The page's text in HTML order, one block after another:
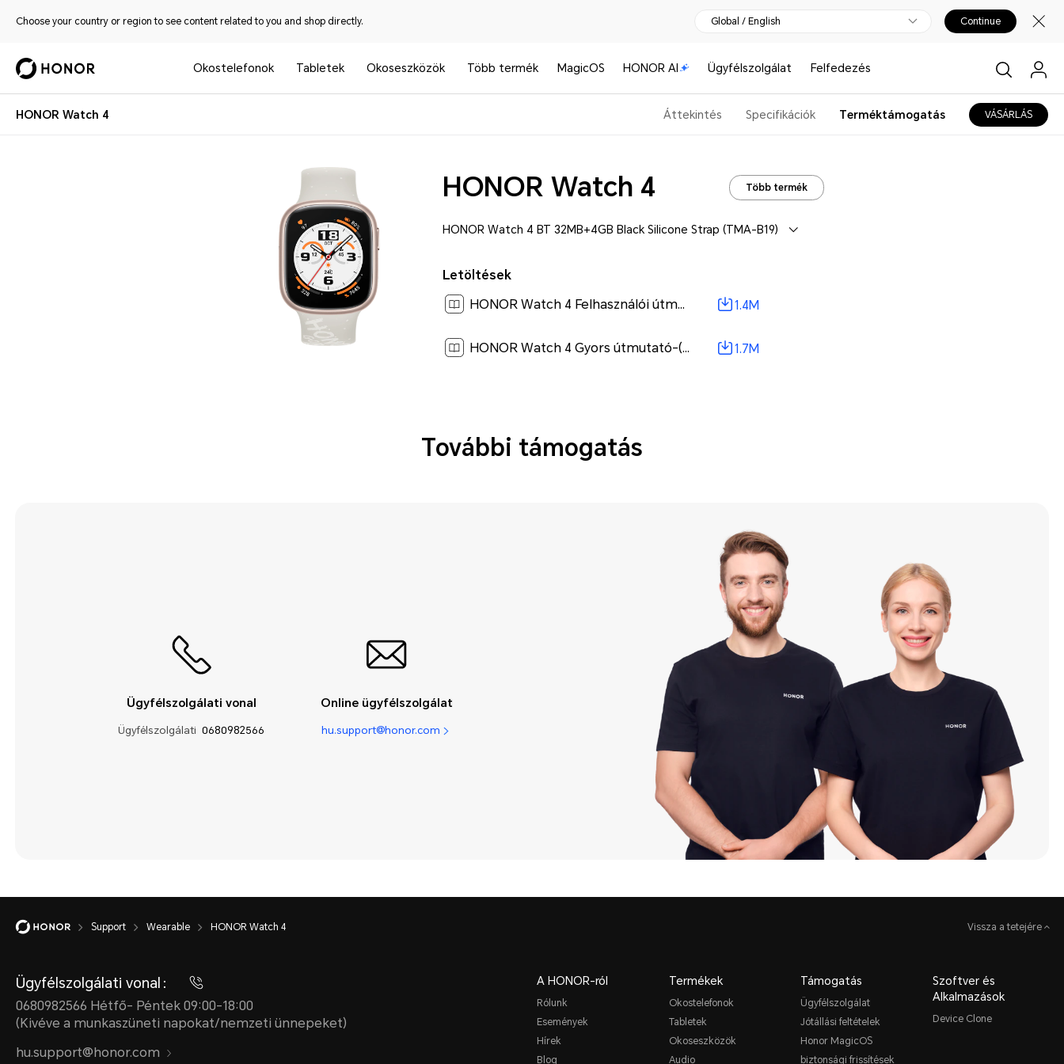
Choose your country or region to see content related to you and shop directly. Global / English Continue
Okostelefonok Tabletek Okoseszközök Több termék MagicOS HONOR AI Ügyfélszolgálat Felfedezés
HONOR Watch 4 Áttekintés Specifikációk Terméktámogatás VÁSÁRLÁS
HONOR Watch 4 Több termék
HONOR Watch 4 BT 32MB+4GB Black Silicone Strap (TMA-B19)
Letöltések
HONOR Watch 4 Felhasználói útmutató-(01,TMA-B19,hu-HU)[ 1.4M ]
1.4M
HONOR Watch 4 Gyors útmutató-(01,TMA-B19,hu-HU)[ 1.7M ] 1.7M
További támogatás
Ügyfélszolgálati vonal
Ügyfélszolgálati 0680982566
Online ügyfélszolgálat
hu.support@honor.com
Support Wearable HONOR Watch 4 Vissza a tetejére
Ügyfélszolgálati vonal：
0680982566 Hétfő- Péntek 09:00-18:00
(Kivéve a munkaszüneti napokat/nemzeti ünnepeket)
hu.support@honor.com
A HONOR-ról
Rólunk
Események
Hírek
Blog
Termékek
Okostelefonok
Tabletek
Okoseszközök
Audio
Támogatás
Ügyfélszolgálat
Jótállási feltételek
Honor MagicOS
biztonsági frissítések
Szoftver és
Alkalmazások
Device Clone